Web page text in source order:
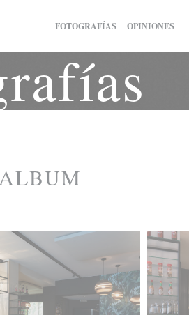
FOTOGRAFÍAS OPINIONES